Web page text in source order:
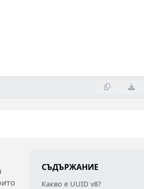
СЪДЪРЖАНИЕ
Какво е UUID v8?